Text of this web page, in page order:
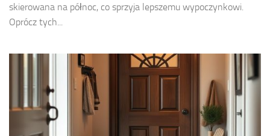
skierowana na północ, co sprzyja lepszemu wypoczynkowi.
Oprócz tych...